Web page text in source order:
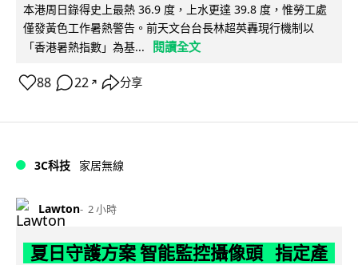
本港周日錄得史上最熱 36.9 度，上水更達 39.8 度，惟勞工處
僅發黃色工作暑熱警告。前天文台台長林超英轟現行機制以
「香港暑熱指數」為基...
閱讀全文
88 22 ↗ 分享
3C科技 家居無線
Lawton 2 小時
夏日守護方案 智能監控攝像頭 指定產